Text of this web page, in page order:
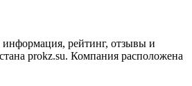
рейтинг, отзывы и
prokz.su. Компания расположена